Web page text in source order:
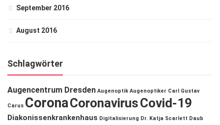
September 2016
August 2016
Schlagwörter
Augencentrum Dresden Augenoptik Augenoptiker Carl Gustav
Carus CoronaCoronavirusCovid-19
Diakonissenkrankenhaus Digitalisierung Dr. Katja Scarlett Daub